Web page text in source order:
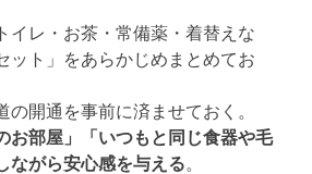
イレ・お茶・常備薬・着替えな
ット」をあらかじめまとめてお
の開通を事前に済ませておく。
お部屋」「いつもと同じ食器や毛
ながら安心感を与える。